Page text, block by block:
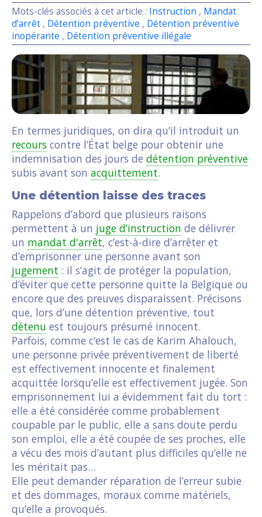
Mots-clés associés à cet article : Instruction , Mandat
d’arrêt , Détention préventive , Détention préventive
inopérante , Détention préventive illégale
En termes juridiques, on dira qu’il introduit un
recours contre l’État belge pour obtenir une
indemnisation des jours de détention préventive
subis avant son acquittement.
Une détention laisse des traces
Rappelons d’abord que plusieurs raisons
permettent à un juge d’instruction de délivrer
un mandat d'arrêt, c’est-à-dire d’arrêter et
d’emprisonner une personne avant son
jugement : il s’agit de protéger la population,
d’éviter que cette personne quitte la Belgique ou
encore que des preuves disparaissent. Précisons
que, lors d’une détention préventive, tout
détenu est toujours présumé innocent.
Parfois, comme c’est le cas de Karim Ahalouch,
une personne privée préventivement de liberté
est effectivement innocente et finalement
acquittée lorsqu’elle est effectivement jugée. Son
emprisonnement lui a évidemment fait du tort :
elle a été considérée comme probablement
coupable par le public, elle a sans doute perdu
son emploi, elle a été coupée de ses proches, elle
a vécu des mois d’autant plus difficiles qu’elle ne
les méritait pas…
Elle peut demander réparation de l’erreur subie
et des dommages, moraux comme matériels,
qu’elle a provoqués.